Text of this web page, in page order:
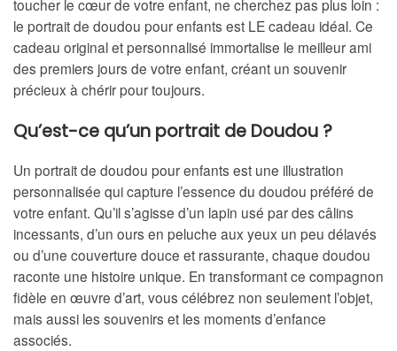
toucher le cœur de votre enfant, ne cherchez pas plus loin :
le portrait de doudou pour enfants est LE cadeau idéal. Ce
cadeau original et personnalisé immortalise le meilleur ami
des premiers jours de votre enfant, créant un souvenir
précieux à chérir pour toujours.
Qu’est-ce qu’un portrait de Doudou ?
Un portrait de doudou pour enfants est une illustration
personnalisée qui capture l’essence du doudou préféré de
votre enfant. Qu’il s’agisse d’un lapin usé par des câlins
incessants, d’un ours en peluche aux yeux un peu délavés
ou d’une couverture douce et rassurante, chaque doudou
raconte une histoire unique. En transformant ce compagnon
fidèle en œuvre d’art, vous célébrez non seulement l’objet,
mais aussi les souvenirs et les moments d’enfance
associés.